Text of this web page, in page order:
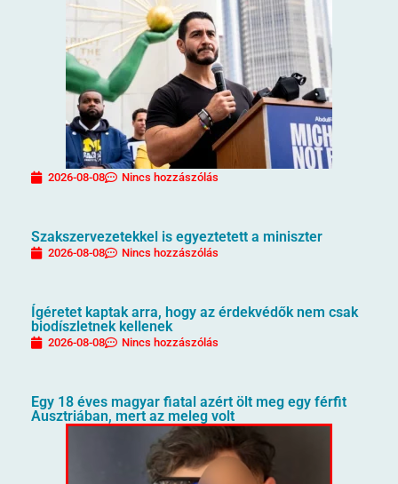
2026-08-08 Nincs hozzászólás
Szakszervezetekkel is egyeztetett a miniszter
2026-08-08 Nincs hozzászólás
Ígéretet kaptak arra, hogy az érdekvédők nem csak
biodíszletnek kellenek
2026-08-08 Nincs hozzászólás
Egy 18 éves magyar fiatal azért ölt meg egy férfit
Ausztriában, mert az meleg volt